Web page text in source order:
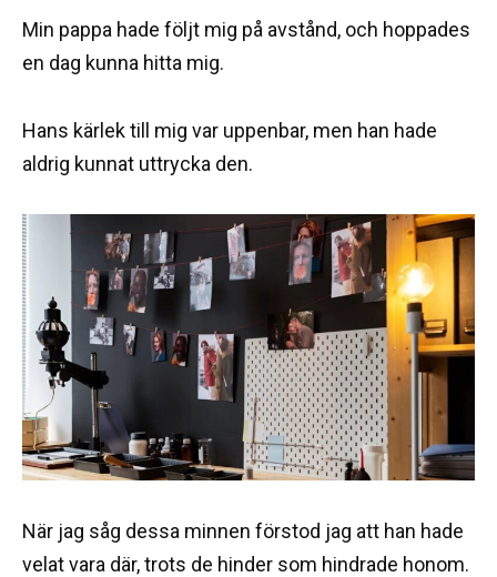
Min pappa hade följt mig på avstånd, och hoppades
en dag kunna hitta mig.
Hans kärlek till mig var uppenbar, men han hade
aldrig kunnat uttrycka den.
När jag såg dessa minnen förstod jag att han hade
velat vara där, trots de hinder som hindrade honom.